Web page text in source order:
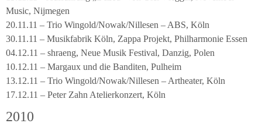
Music, Nijmegen
20.11.11 – Trio Wingold/Nowak/Nillesen – ABS, Köln
30.11.11 – Musikfabrik Köln, Zappa Projekt, Philharmonie Essen
04.12.11 – shraeng, Neue Musik Festival, Danzig, Polen
10.12.11 – Margaux und die Banditen, Pulheim
13.12.11 – Trio Wingold/Nowak/Nillesen – Artheater, Köln
17.12.11 – Peter Zahn Atelierkonzert, Köln
2010